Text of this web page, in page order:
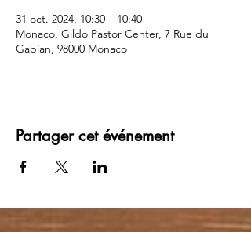
31 oct. 2024, 10:30 – 10:40
Monaco, Gildo Pastor Center, 7 Rue du
Gabian, 98000 Monaco
Partager cet événement